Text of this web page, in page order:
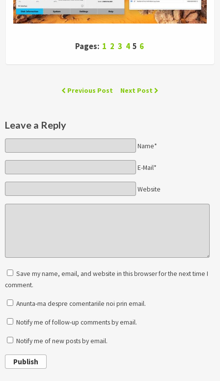
Pages: 1 2 3 4 5 6
Previous Post Next Post
Leave a Reply
Name*
E-Mail*
Website
Save my name, email, and website in this browser for the next time I
comment.
Anunta-ma despre comentariile noi prin email.
Notify me of follow-up comments by email.
Notify me of new posts by email.
Publish